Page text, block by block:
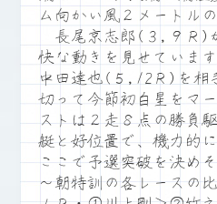
ム向かい風２メートル
長尾京志郎(３,９Ｒ)
快な動きを見せていま
中田達也(５,12Ｒ)を相
切って今節初白星をマ
ストは２走８点の勝負
艇と好位置で、機力的
ここで予選突破を決め
～朝特訓の各レースの